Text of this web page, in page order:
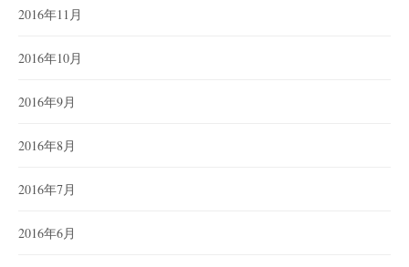
2016年11月
2016年10月
2016年9月
2016年8月
2016年7月
2016年6月